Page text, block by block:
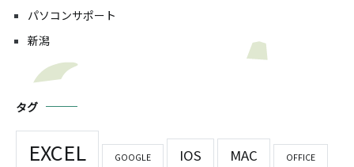
パソコンサポート
新潟
タグ
EXCEL GOOGLE IOS MAC OFFICE